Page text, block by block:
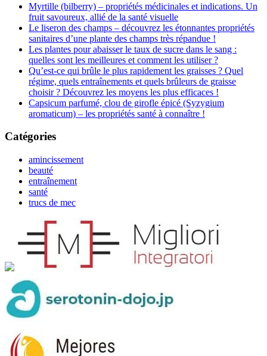
Myrtille (bilberry) – propriétés médicinales et indications. Un
fruit savoureux, allié de la santé visuelle
Le liseron des champs – découvrez les étonnantes propriétés
sanitaires d’une plante des champs très répandue !
Les plantes pour abaisser le taux de sucre dans le sang :
quelles sont les meilleures et comment les utiliser ?
Qu’est-ce qui brûle le plus rapidement les graisses ? Quel
régime, quels entraînements et quels brûleurs de graisse
choisir ? Découvrez les moyens les plus efficaces !
Capsicum parfumé, clou de girofle épicé (Syzygium
aromaticum) – les propriétés santé à connaître !
Catégories
amincissement
beauté
entraînement
santé
trucs de mec